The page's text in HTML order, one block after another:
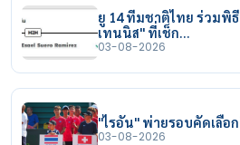
ยู 14 ทีมชาติไทย ร่วมพิ
เทนนิส" ที่เช็ก…
03-08-2026
"ไรอัน" พ่ายรอบคัดเลือ
03-08-2026